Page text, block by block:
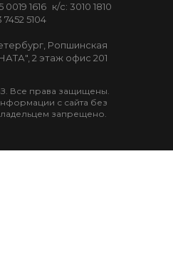
Все права защищены.
с сайта без
запрещено.
0019 1616 к/с: 3010 1810
7452 5104
Ропшинская
2 этаж офис 201